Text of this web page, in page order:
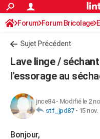
ACTUALITÉS
Politique
Société
Faits Divers
Education
Monde
Villes
+
Programme TV
TNTStreaming
Cinéma
Sorties cinéma
Musique
+FINANCE
Retraite
Impôts
Epargne
Immobilier
Risques naturels par ville
Banque
Assurance
Crédit
AUTO
Essais
Réserver un essai
Citadines
Berlines
SUV
Forum auto
+HIGH-TECH
Mobiles
Meilleur smartphone
Internet
Ordinateurs
Jeux vidéo
Guide high-tech
BRICOLAGE
Forum Forum Bricolage
Sujet Précédent
Lave linge /
l'essorage au
jnce84- Modifié le 2
stf_jpd87- 15 nov.
Bonjour,